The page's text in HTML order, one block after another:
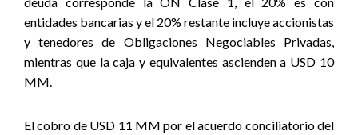
entidades bancarias y el 20% restante incluye accionistas
y tenedores de Obligaciones Negociables Privadas,
mientras que la caja y equivalentes ascienden a USD 10
MM.
El cobro de USD 11 MM por el acuerdo conciliatorio del